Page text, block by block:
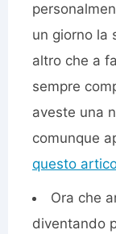
un giorno la
altro che a
sempre
aveste una
comunque
questo
Ora che
diventando